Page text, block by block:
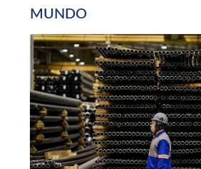
MUNDO